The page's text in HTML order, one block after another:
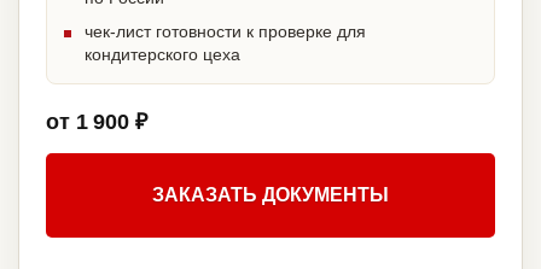
чек-лист готовности к проверке для
кондитерского цеха
от 1 900 ₽
ЗАКАЗАТЬ ДОКУМЕНТЫ